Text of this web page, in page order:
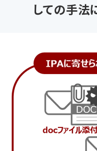
しての手法